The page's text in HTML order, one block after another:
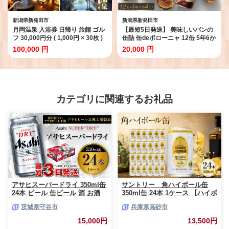
新潟県新発田市
月岡温泉 入浴券 日帰り 旅館 ゴル
フ 30,000円分 ( 1,000円 × 30枚 )
宿泊券 旅行券 感謝券 チケット 美
人の湯 温泉 露天風呂 新潟 温泉宿
ット ゴルフ場 体験 リゾート トラ
光 観光地 利用券 国内 新潟県 北陸
100,000 円
新潟県新発田市
【最短5日発送】 美味しいパンの
缶詰 缶deボローニャ 12缶 5年6か
月保存【 保存食 非常食 防災食 備
蓄食 防災グッズ パン デニッシュ
ャンプ ボローニャ 缶 セット プレ
20,000 円
カテゴリに関連するお礼品
アサヒスーパードライ 350ml缶
24本 ビール 缶ビール 酒 お酒
茨城県守谷市
15,000円
サントリー 角ハイボール缶
350ml缶 24本 1ケース 【ハイボ
県 高砂市 ふるさと納税】
兵庫県高砂市
13,500円